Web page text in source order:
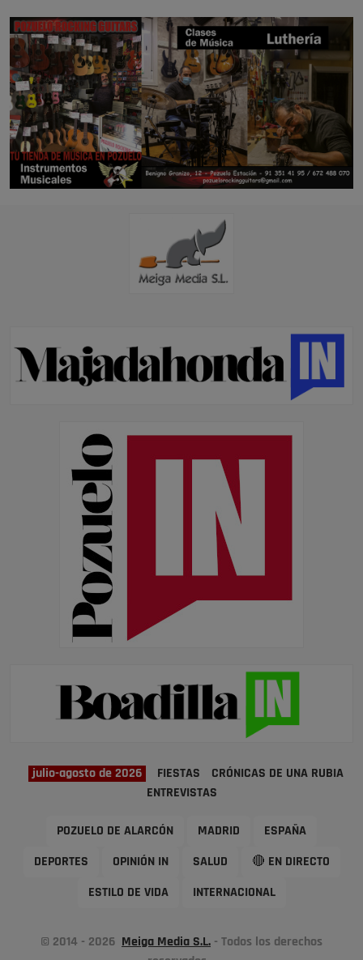
julio-agosto de 2026 FIESTAS
CRÓNICAS DE UNA RUBIA
ENTREVISTAS
POZUELO DE ALARCÓN MADRID ESPAÑA
DEPORTES OPINIÓN IN SALUD 🔴 EN DIRECTO
ESTILO DE VIDA INTERNACIONAL
© 2014 - 2026 Meiga Media S.L. - Todos los derechos